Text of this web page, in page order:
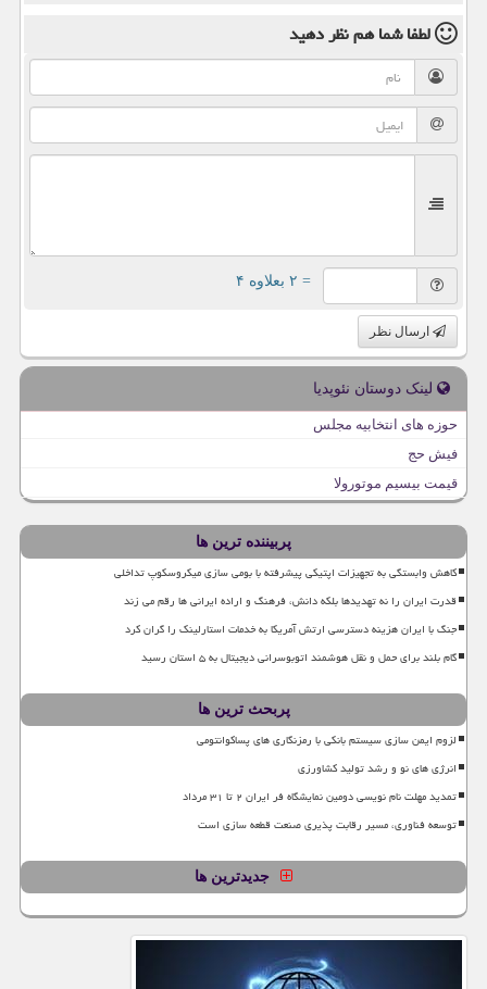
لطفا شما همنظر دهید
= ۲ بعلاوه ۴
ارسال نظر
لینک دوستان نئوپدیا
حوزه های انتخابیه مجلس
فیش حج
قیمت بیسیم موتورولا
پربیننده ترین ها
کاهش وابستگی به تجهیزات اپتیکی پیشرفته با بومی سازی میکروسکوپ تداخلی
قدرت ایران را نه تهدیدها بلکه دانش، فرهنگ و اراده ایرانی ها رقم می زند
جنگ با ایران هزینه دسترسی ارتش آمریکا به خدمات استارلینک را گران کرد
گام بلند برای حمل و نقل هوشمند اتوبوسرانی دیجیتال به ۵ استان رسید
پربحث ترین ها
لزوم ایمن سازی سیستم بانکی با رمزنگاری های پساکوانتومی
انرژی های نو و رشد تولید کشاورزی
تمدید مهلت نام نویسی دومین نمایشگاه فر ایران ۲ تا ۳۱ مرداد
توسعه فناوری، مسیر رقابت پذیری صنعت قطعه سازی است
جدیدترین ها